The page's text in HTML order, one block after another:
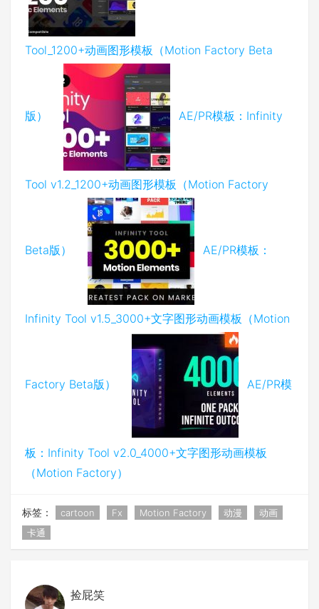
Tool_1200+动画图形模板（Motion Factory Beta
版） AE/PR模板：Infinity
Tool v1.2_1200+动画图形模板（Motion Factory
Beta版） AE/PR模板：
Infinity Tool v1.5_3000+文字图形动画模板（Motion
Factory Beta版） AE/PR模
板：Infinity Tool v2.0_4000+文字图形动画模板
（Motion Factory）
标签： cartoon Fx Motion Factory 动漫
动画
卡通
捡屁笑